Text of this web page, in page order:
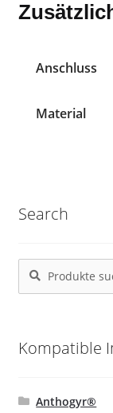
Anschluss
Material
Search
Suchen
nach:
Suchen
Kompatible
Anthogyr®